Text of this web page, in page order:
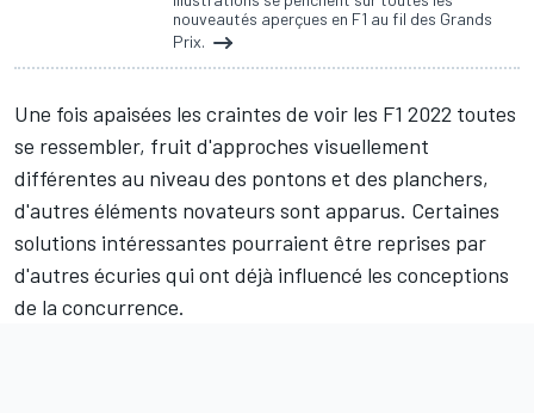
nouveautés aperçues en F1 au fil des Grands
Prix.
Une fois apaisées les craintes de voir les F1 2022 toutes
se ressembler, fruit d'approches visuellement
différentes au niveau des pontons et des planchers,
d'autres éléments novateurs sont apparus. Certaines
solutions intéressantes pourraient être reprises par
d'autres écuries qui ont déjà influencé les conceptions
de la concurrence.